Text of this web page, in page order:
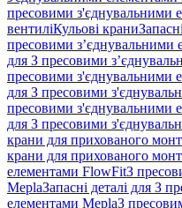
пресовими з'єднувальними
вентиліКульові крани
пресовими з’єднувальними
для З пресовими
пресовими з'єднувальними
для З пресовими
пресовими з'єднувальними
для З пресовими
крани для прихованого
крани для прихованого
елементами FlowFitЗ
MeplaЗапасні деталі для З
елементами MeplaЗ